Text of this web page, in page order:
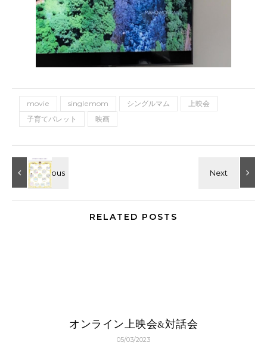
movie singlemom シングルマム
上映会
子育てパレット
映画
RELATED POSTS
オンライン上映会&対話会
05/03/2023